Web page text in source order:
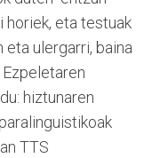
horiek, eta testuak
eta ulergarri, baina
hiztunaren
TTS